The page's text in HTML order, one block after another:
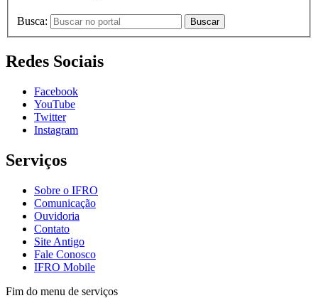
Busca: Buscar
Redes Sociais
Facebook
YouTube
Twitter
Instagram
Serviços
Sobre o IFRO
Comunicação
Ouvidoria
Contato
Site Antigo
Fale Conosco
IFRO Mobile
Fim do menu de serviços